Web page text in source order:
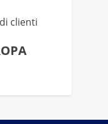
clienti